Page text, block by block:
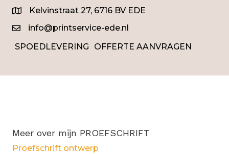
Kelvinstraat 27, 6716 BV EDE
info@printservice-ede.nl
SPOEDLEVERING
OFFERTE AANVRAGEN
Meer over mijn PROEFSCHRIFT
Proefschrift ontwerp